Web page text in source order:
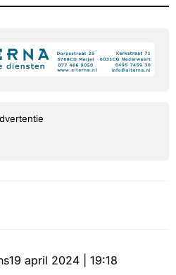
19 april 2024 | 19:18